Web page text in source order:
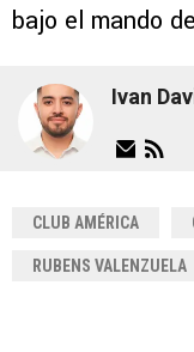
bajo el mando
Ivan
CLUB AMÉRICA
RUBENS VALENZUELA